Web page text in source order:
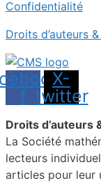
Confidentialité
Droits d’auteurs
f
X-
twitter
Droits d’auteurs
La Société
lecteurs
articles pour leur